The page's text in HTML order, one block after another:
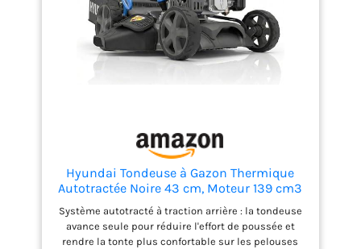
Hyundai Tondeuse à Gazon Thermique
Autotractée Noire 43 cm, Moteur 139 cm3
3,7 CV 4 Temps, Coupe 4-en-1 Mulching,
Carter Acier, Garantie 3 Ans -
HYM17150SPX
Système autotracté à traction arrière : la tondeuse
avance seule pour réduire l'effort de poussée et
rendre la tonte plus confortable sur les pelouses